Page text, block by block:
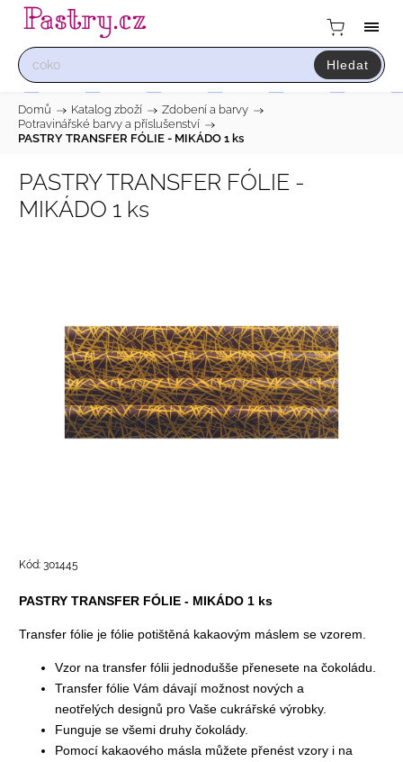
Hledat
Domů / Katalog zboží / Zdobení a barvy /
Potravinářské barvy a příslušenství /
PASTRY TRANSFER FÓLIE - MIKÁDO 1 ks
PASTRY TRANSFER FÓLIE -
MIKÁDO 1 ks
Kód: 301445
PASTRY TRANSFER FÓLIE - MIKÁDO 1 ks
Transfer fólie je fólie potištěná kakaovým máslem se vzorem.
Vzor na transfer fólii jednodušše přenesete na čokoládu.
Transfer fólie Vám dávají možnost nových a
neotřelých designů pro Vaše cukrářské výrobky.
Funguje se všemi druhy čokolády.
Pomocí kakaového másla můžete přenést vzory i na